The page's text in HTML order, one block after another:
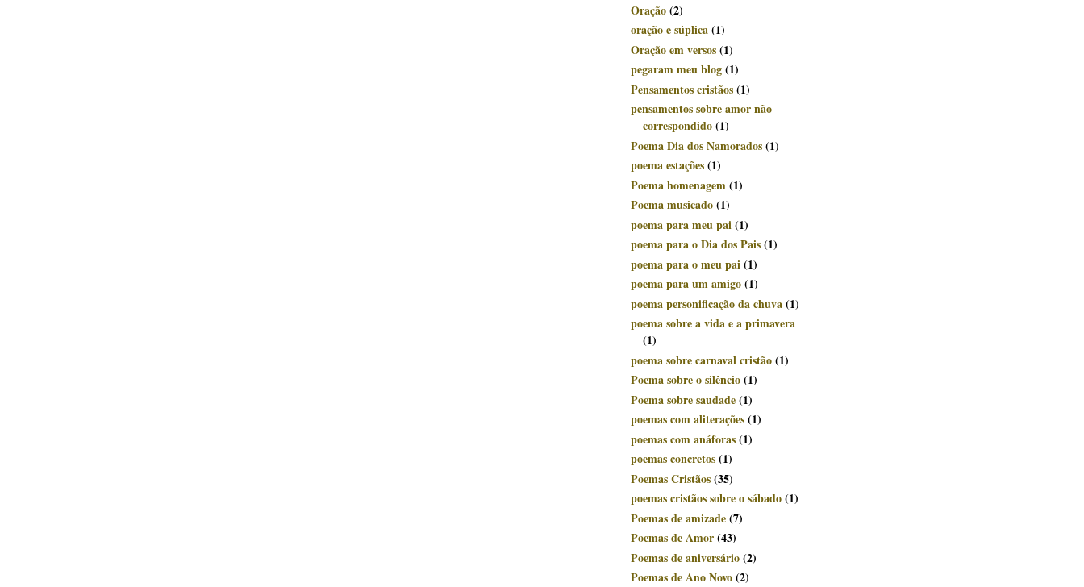
Oração(2)
oração e súplica(1)
Oração em versos(1)
pegaram meu blog(1)
Pensamentos cristãos(1)
pensamentos sobre amor não
correspondido(1)
Poema Dia dos Namorados(1)
poema estações(1)
Poema homenagem(1)
Poema musicado(1)
poema para meu pai(1)
poema para o Dia dos Pais(1)
poema para o meu pai(1)
poema para um amigo(1)
poema personificação da chuva(1)
poema sobre a vida e a primavera
(1)
poema sobre carnaval cristão(1)
Poema sobre o silêncio(1)
Poema sobre saudade(1)
poemas com aliterações(1)
poemas com anáforas(1)
poemas concretos(1)
Poemas Cristãos(35)
poemas cristãos sobre o sábado(1)
Poemas de amizade(7)
Poemas de Amor(43)
Poemas de aniversário(2)
Poemas de Ano Novo(2)